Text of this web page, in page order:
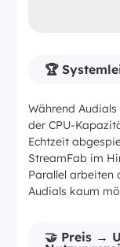
🏆
Während
der CPU-
Echtzeit
StreamFab im
Parallel arbeiten
Audials kaum
🤝 Preis →